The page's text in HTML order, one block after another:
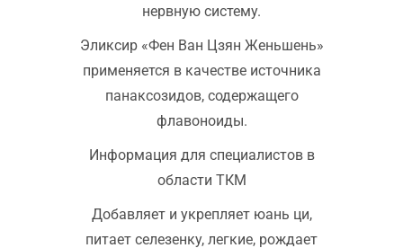
нервную систему.
Эликсир «Фен Ван Цзян Женьшень»
применяется в качестве источника
панаксозидов, содержащего
флавоноиды.
Информация для специалистов в
области ТКМ
Добавляет и укрепляет юань ци,
питает селезенку, легкие, рождает